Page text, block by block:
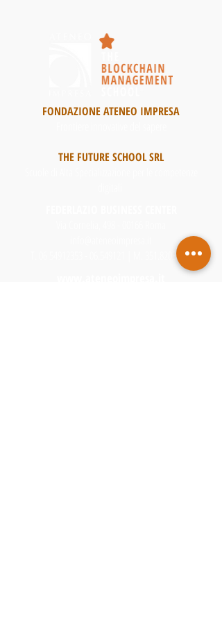
FONDAZIONE ATENEO IMPRESA
THE FUTURE SCHOOL SRL
351.8203944